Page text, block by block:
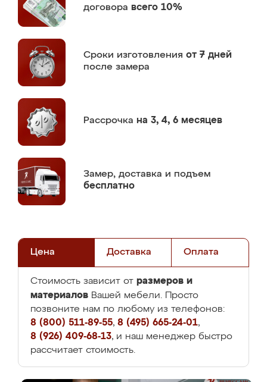
договора всего 10%
Сроки изготовления от 7 дней
после замера
Рассрочка на 3, 4, 6 месяцев
Замер, доставка и подъем
бесплатно
Цена Доставка Оплата
Стоимость зависит от размеров и
материалов Вашей мебели. Просто
позвоните нам по любому из телефонов:
8 (800) 511-89-55, 8 (495) 665-24-01,
8 (926) 409-68-13, и наш менеджер быстро
рассчитает стоимость.